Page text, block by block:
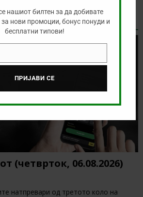
(четврток, 06.08.2026)
натпревари од третото коло на
нашиот билтен за да добивате
нови промоции, бонус понуди и
бесплатни типови!
ПРИЈАВИ СЕ